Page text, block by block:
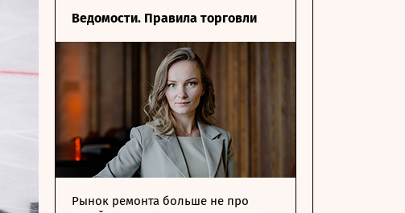
Ведомости. Правила торговли
Рынок ремонта больше не про